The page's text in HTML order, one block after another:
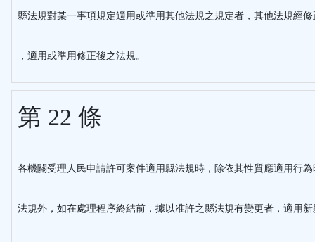
縣法規對某一事項規定適用或準用其他法規之規定者，其他法規經修
，適用或準用修正後之法規。
第 22 條
各機關受理人民申請許可案件適用縣法規時，除依其性質應適用行為
法規外，如在處理程序終結前，據以准許之縣法規有變更者，適用新